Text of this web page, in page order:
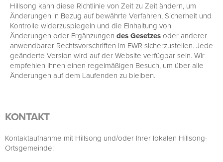
Hillsong kann diese Richtlinie von Zeit zu Zeit ändern, um
Änderungen in Bezug auf bewährte Verfahren, Sicherheit und
Kontrolle widerzuspiegeln und die Einhaltung von
Änderungen oder Ergänzungen des Gesetzesoder anderer
anwendbarer Rechtsvorschriften im EWR sicherzustellen. Jede
geänderte Version wird auf der Website verfügbar sein. Wir
empfehlen Ihnen einen regelmäßigen Besuch, um über alle
Änderungen auf dem Laufenden zu bleiben.
KONTAKT
Kontaktaufnahme mit Hillsong und/oder Ihrer lokalen Hillsong-
Ortsgemeinde: